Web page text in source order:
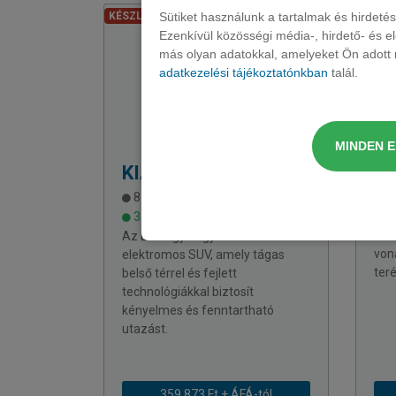
Sütiket használunk a tartalmak és
Ezenkívül közösségi média-, hirdető- és
más olyan adatokkal, amelyeket Ön
adatkezelési tájékoztatónkban talál.
MINDEN
KÉSZLETEN
KIA
8 változat rendelhető
3 darab elérhető
Az EV9 egy nagyméretű
elektromos SUV, amely tágas
belső térrel és fejlett
technológiákkal biztosít
kényelmes és fenntartható
utazást.